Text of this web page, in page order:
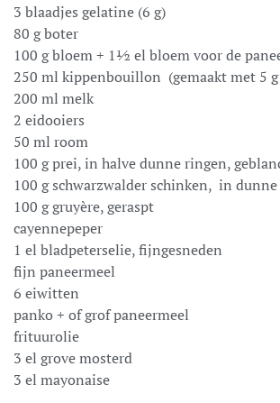
3 blaadjes gelatine (6 g)
80 g boter
100 g bloem + 1½ el bloem voor de
250 ml kippenbouillon (gemaakt met 5
200 ml melk
2 eidooiers
50 ml room
100 g prei, in halve dunne ringen,
100 g schwarzwalder schinken, in dunne
100 g gruyère, geraspt
cayennepeper
1 el bladpeterselie, fijngesneden
fijn paneermeel
6 eiwitten
panko + of grof paneermeel
frituurolie
3 el grove mosterd
3 el mayonaise